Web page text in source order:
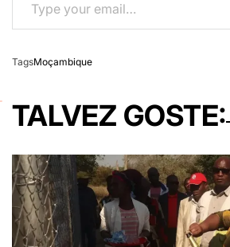
TagsMoçambique
TALVEZ GOSTE: